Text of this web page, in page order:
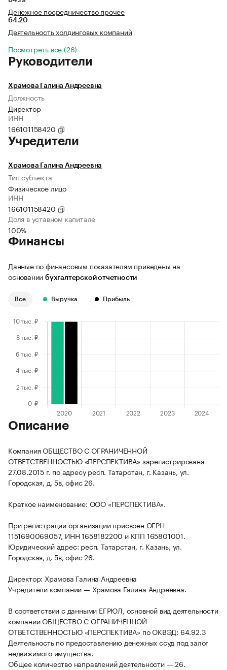
Денежное посредничество прочее
64.20
Деятельность холдинговых компаний
Посмотреть все (26)
Руководители
Храмова Галина Андреевна
Должность
Директор
ИНН
166101158420
Учредители
Храмова Галина Андреевна
Тип субъекта
Физическое лицо
ИНН
166101158420
Доля в уставном капитале
100%
Финансы
Данные по финансовым показателям приведены на
основании бухгалтерской отчетности
Все Выручка Прибыль
Описание
Компания ОБЩЕСТВО С ОГРАНИЧЕННОЙ
ОТВЕТСТВЕННОСТЬЮ «ПЕРСПЕКТИВА» зарегистрирована
27.08.2015 г. по адресу респ. Татарстан, г. Казань, ул.
Городская, д. 5в, офис 26.
Краткое наименование: ООО «ПЕРСПЕКТИВА».
При регистрации организации присвоен ОГРН
1151690069057, ИНН 1658182200 и КПП 165801001.
Юридический адрес: респ. Татарстан, г. Казань, ул.
Городская, д. 5в, офис 26.
Директор: Храмова Галина Андреевна
Учредители компании — Храмова Галина Андреевна.
В соответствии с данными ЕГРЮЛ, основной вид деятельности
компании ОБЩЕСТВО С ОГРАНИЧЕННОЙ
ОТВЕТСТВЕННОСТЬЮ «ПЕРСПЕКТИВА» по ОКВЭД: 64.92.3
Деятельность по предоставлению денежных ссуд под залог
недвижимого имущества.
Общее количество направлений деятельности — 26.